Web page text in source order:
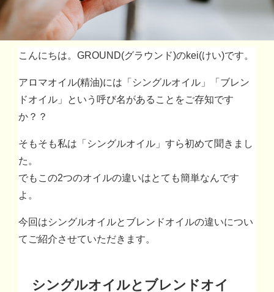
こんにちは。GROUND(グラウンド)のkei(けい)です。
アロマオイル(精油)には「シングルオイル」「ブレン
ドオイル」という呼び名があることをご存知です
か？？
そもそも私は「シングルオイル」すら初めて聞きまし
た。
でもこの2つのオイルの違いはとても簡単なんです
よ。
今回はシングルオイルとブレンドオイルの違いについ
てご紹介させていただきます。
シングルオイルとブレンドオイ